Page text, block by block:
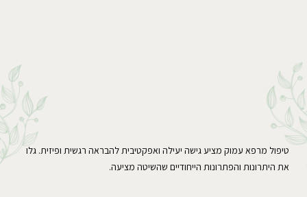
טיפול מרפא עמוק מציע גישה יעילה ואפקטיבית להבראה רגשית ופיזית. גלו
את היתרונות והפתרונות הייחודיים שהשיטה מציעה.